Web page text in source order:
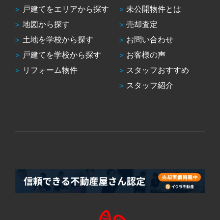
戸建てをエリアから探す
地図から探す
土地を学校から探す
戸建てを学校から探す
リフォーム物件
未公開物件とは
売却査定
お問い合わせ
お客様の声
スタッフおすすめ
スタッフ紹介